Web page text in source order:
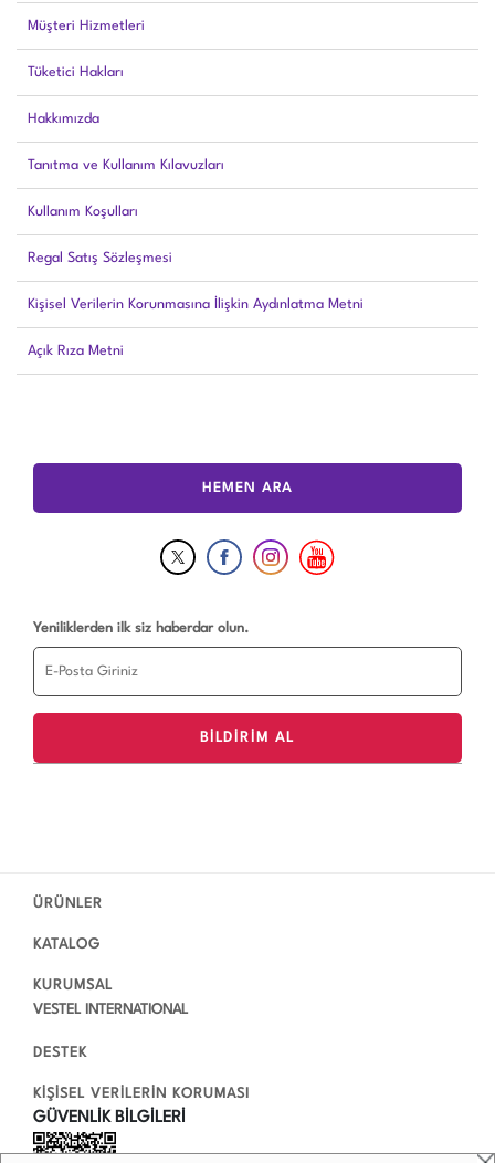
Müşteri Hizmetleri
Tüketici Hakları
Hakkımızda
Tanıtma ve Kullanım Kılavuzları
Kullanım Koşulları
Regal Satış Sözleşmesi
Kişisel Verilerin Korunmasına İlişkin Aydınlatma Metni
Açık Rıza Metni
HEMEN ARA
Yeniliklerden ilk siz haberdar olun.
ÜRÜNLER
KATALOG
KURUMSAL
VESTEL INTERNATIONAL
DESTEK
KİŞİSEL VERİLERİN KORUMASI
GÜVENLİK BİLGİLERİ